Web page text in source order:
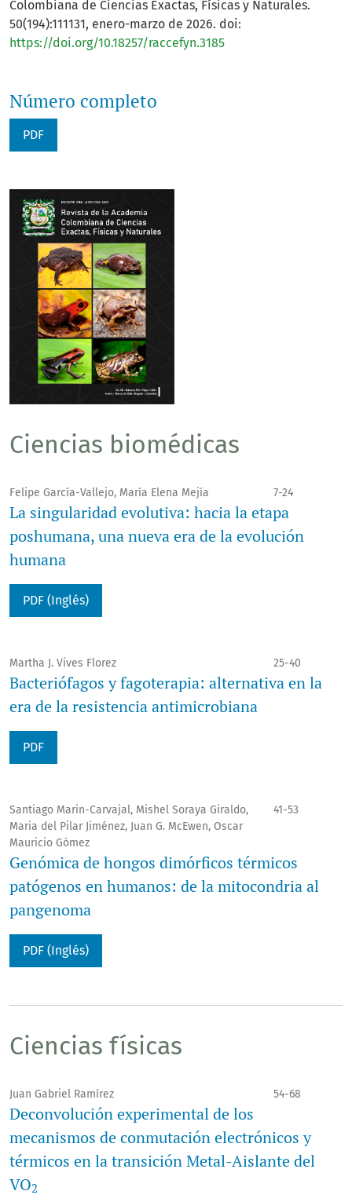
Colombiana de Ciencias Exactas, Físicas y Naturales.
50(194):111131, enero-marzo de 2026. doi:
https://doi.org/10.18257/raccefyn.3185
Número completo
PDF
Ciencias biomédicas
Felipe García-Vallejo, María Elena Mejía 7-24
La singularidad evolutiva: hacia la etapa
poshumana, una nueva era de la evolución
humana
PDF (Inglés)
Martha J. Vives Florez 25-40
Bacteriófagos y fagoterapia: alternativa en la
era de la resistencia antimicrobiana
PDF
Santiago Marin-Carvajal, Mishel Soraya Giraldo,
Maria del Pilar Jiménez, Juan G. McEwen, Oscar
Mauricio Gómez
41-53
Genómica de hongos dimórficos térmicos
patógenos en humanos: de la mitocondria al
pangenoma
PDF (Inglés)
Ciencias físicas
Juan Gabriel Ramírez 54-68
Deconvolución experimental de los
mecanismos de conmutación electrónicos y
térmicos en la transición Metal-Aislante del
VO2